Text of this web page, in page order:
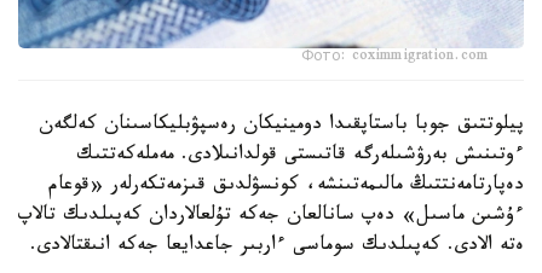
Фото: coximmigration.com
پيلوتتىق جوبا باستاپقىدا دومينيكان رەسپۋبليكاسىنان كەلگەن
ءوتىنىش بەرۋشىلەرگە قاتىستى قولدانىلادى. مەملەكەتتىك
دەپارتامەنتتىڭ مالىمەتىنشە، كونسۋلدىق قىزمەتكەرلەر «قوعام
ءۇشىن ماسىل» دەپ سانالعان جەكە تۇلعالاردان كەپىلدىك تالاپ
ەتە الادى. كەپىلدىك سوماسى ءاربىر جاعدايعا جەكە انىقتالادى.